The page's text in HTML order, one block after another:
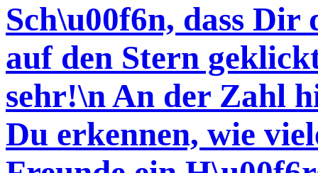
Sch\u00f6n, dass Dir
auf den Stern
sehr!\n An der Zahl
Du erkennen, wie